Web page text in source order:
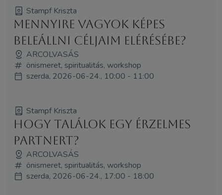
Stampf Kriszta
Mennyire vagyok képes
beleállni céljaim elérésébe?
ARCOLVASÁS
önismeret, spiritualitás, workshop
szerda, 2026-06-24., 10:00 - 11:00
Stampf Kriszta
Hogy találok egy érzelmes
partnert?
ARCOLVASÁS
önismeret, spiritualitás, workshop
szerda, 2026-06-24., 17:00 - 18:00